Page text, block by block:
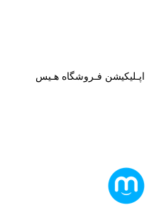
اپـلیکیشن فـروشگاه هـیس